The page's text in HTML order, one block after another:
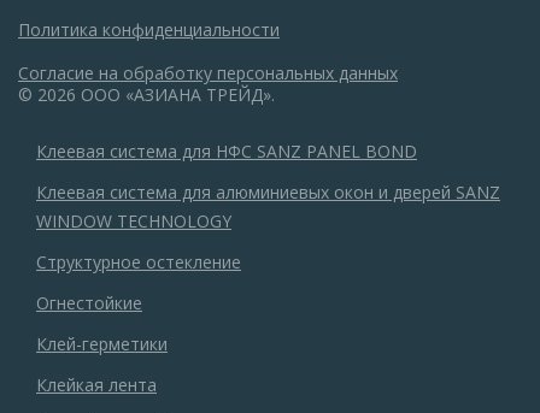
Политика конфиденциальности
Согласие на обработку персональных данных
© 2026 ООО «АЗИАНА ТРЕЙД».
Клеевая система для НФС SANZ PANEL BOND
Клеевая система для алюминиевых окон и дверей SANZ
WINDOW TECHNOLOGY
Структурное остекление
Огнестойкие
Клей-герметики
Клейкая лента